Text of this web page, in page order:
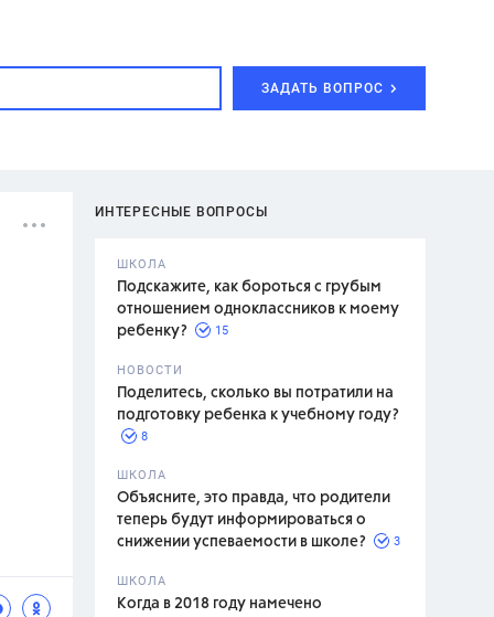
ЗАДАТЬ ВОПРОС
ИНТЕРЕСНЫЕ ВОПРОСЫ
ШКОЛА
Подскажите, как бороться с грубым
отношением одноклассников к моему
ребенку?
15
НОВОСТИ
Поделитесь, сколько вы потратили на
подготовку ребенка к учебному году?
8
ШКОЛА
Объясните, это правда, что родители
теперь будут информироваться о
снижении успеваемости в школе?
3
ШКОЛА
Когда в 2018 году намечено